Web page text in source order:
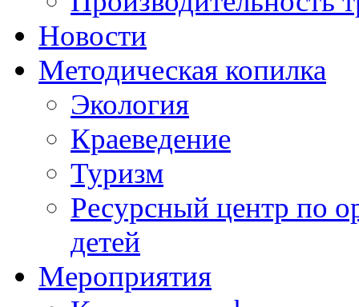
Новости
Методическая копилка
Экология
Краеведение
Туризм
Ресурсный центр по
детей
Мероприятия